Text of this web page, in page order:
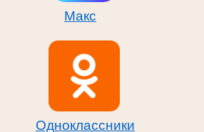
Макс
Одноклассники